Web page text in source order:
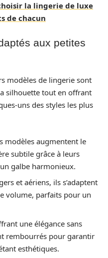
la lingerie de luxe
de chacun
aux petites
modèles de lingerie sont
silhouette tout en offrant
uns des styles les plus
modèles augmentent le
subtile grâce à leurs
galbe harmonieux.
et aériens, ils s’adaptent
volume, parfaits pour un
une élégance sans
rembourrés pour garantir
esthétiques.